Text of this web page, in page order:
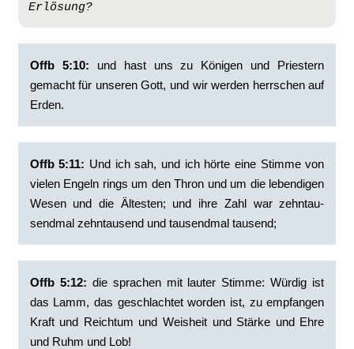
Erlösung?
Offb 5:10: ‭und hast uns zu Königen und Priestern
gemacht für unseren Gott, und wir werden herrschen auf
Erden.
Offb 5:11: ‭Und ich sah, und ich hörte eine Stimme von
vielen Engeln rings um den Thron und um die lebendigen
Wesen und die Ältesten; und ihre Zahl war zehntau­
sendmal zehntausend und tausendmal tausend;
Offb 5:12: ‭die sprachen mit lauter Stimme: Würdig ist
das Lamm, das geschlachtet worden ist, zu empfangen
Kraft und Reichtum und Weisheit und Stärke und Ehre
und Ruhm und Lob!